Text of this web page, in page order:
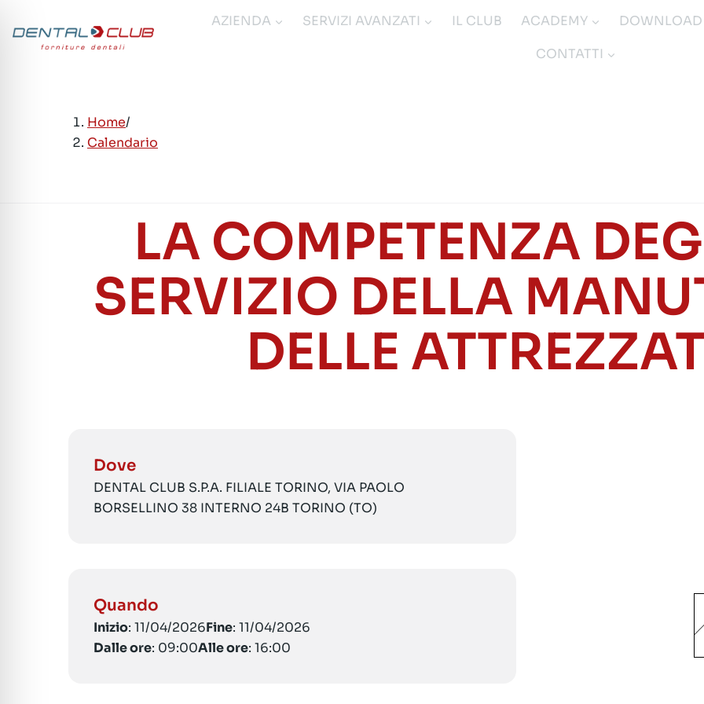
contenuto
AZIENDA SERVIZI AVANZATI IL CLUB ACADEMY
DOWNLOAD
CONTATTI
Home/
Calendario
LA COMPETENZA
SERVIZIO DELLA
DELLE
Dove
DENTAL CLUB S.P.A. FILIALE TORINO, VIA PAOLO
BORSELLINO 38 INTERNO 24B TORINO (TO)
Quando
Inizio: 11/04/2026Fine: 11/04/2026
Dalle ore: 09:00Alle ore: 16:00